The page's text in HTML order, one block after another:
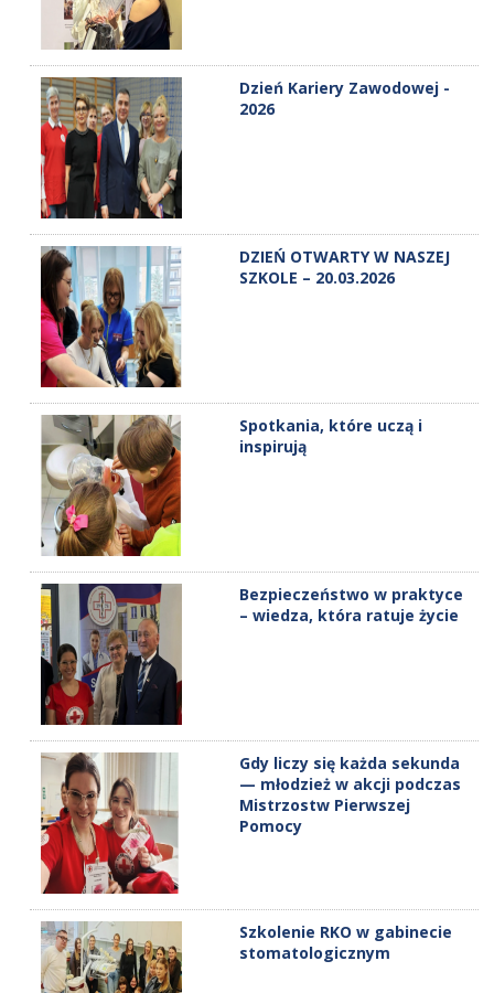
Dzień Kariery Zawodowej -
2026
DZIEŃ OTWARTY W NASZEJ
SZKOLE – 20.03.2026
Spotkania, które uczą i
inspirują
Bezpieczeństwo w praktyce
– wiedza, która ratuje życie
Gdy liczy się każda sekunda
— młodzież w akcji podczas
Mistrzostw Pierwszej
Pomocy
Szkolenie RKO w gabinecie
stomatologicznym